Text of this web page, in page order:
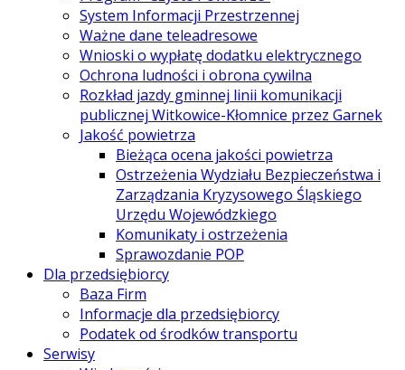
System Informacji Przestrzennej
Ważne dane teleadresowe
Wnioski o wypłatę dodatku elektrycznego
Ochrona ludności i obrona cywilna
Rozkład jazdy gminnej linii komunikacji
publicznej Witkowice-Kłomnice przez Garnek
Jakość powietrza
Bieżąca ocena jakości powietrza
Ostrzeżenia Wydziału Bezpieczeństwa i
Zarządzania Kryzysowego Śląskiego
Urzędu Wojewódzkiego
Komunikaty i ostrzeżenia
Sprawozdanie POP
Dla przedsiębiorcy
Baza Firm
Informacje dla przedsiębiorcy
Podatek od środków transportu
Serwisy